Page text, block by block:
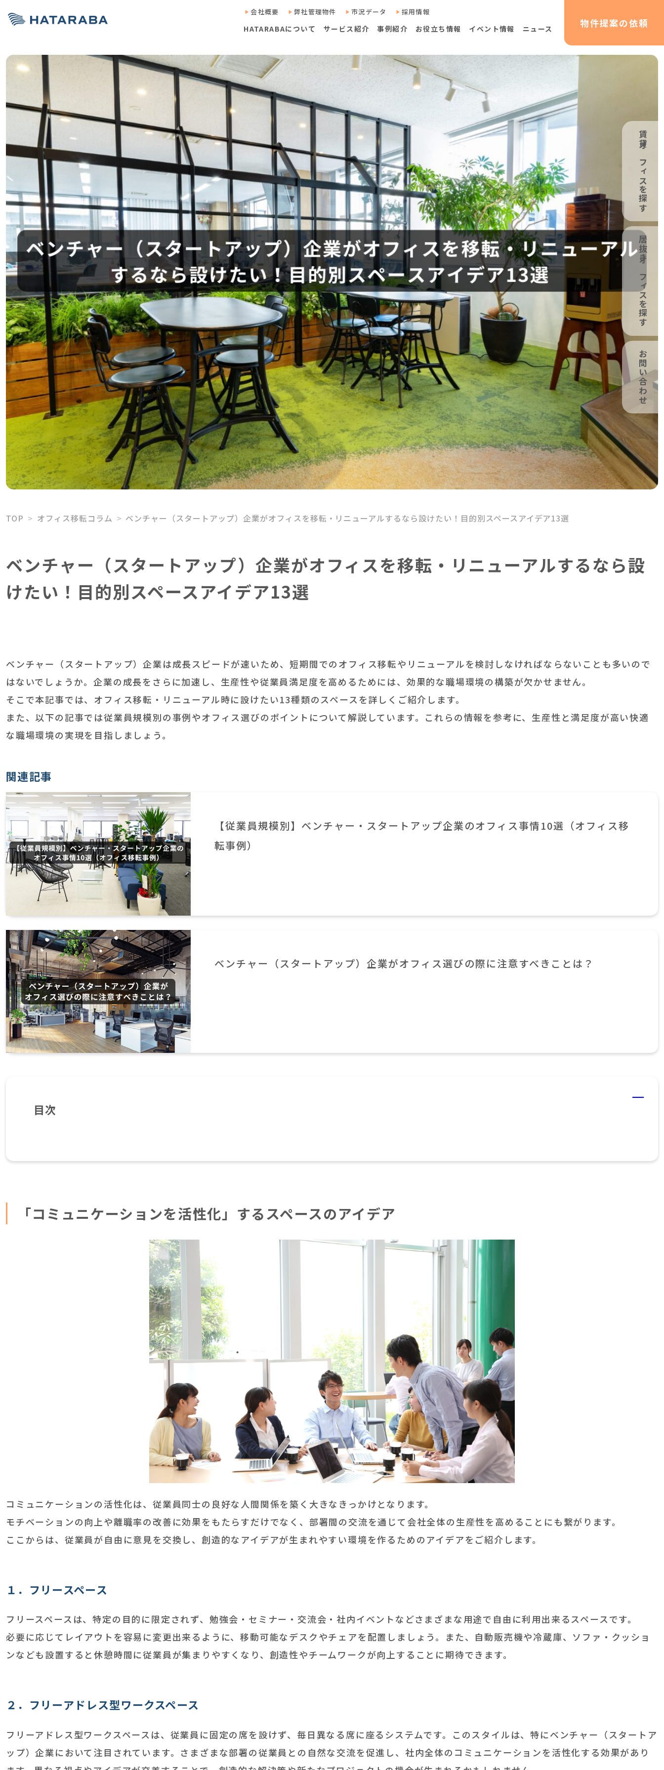
会社概要 弊社管理物件 市況データ 採用情報
HATARABAについて サービス紹介 事例紹介 お役立ち情報 イベント情報 ニュース 物件提案の依頼
サービス紹介 オフィス移転コンサルティング HATARABAサーベイ 物件検索サイトHATARABAオフィス
HATARABAリーシング・プロパティマネジメント 居抜きマッチングサイトHATARABA居抜き
HATARABAスタートアップ M＆Aアドバイザリー ソリューション事業
お役立ち情報 資料ダウンロード コラム
お役立ち情報 資料ダウンロード コラム
TOP オフィス移転コラム ベンチャー（スタートアップ）企業がオフィスを移転・リニューアルするなら設けたい！目的別スペースアイデア13選
ベンチャー（スタートアップ）企業がオフィスを移転・リニューアルするなら設
けたい！目的別スペースアイデア13選
ベンチャー（スタートアップ）企業は成長スピードが速いため、短期間でのオフィス移転やリニューアルを検討しなければならないことも多いので
はないでしょうか。企業の成長をさらに加速し、生産性や従業員満足度を高めるためには、効果的な職場環境の構築が欠かせません。
そこで本記事では、オフィス移転・リニューアル時に設けたい13種類のスペースを詳しくご紹介します。
また、以下の記事では従業員規模別の事例やオフィス選びのポイントについて解説しています。これらの情報を参考に、生産性と満足度が高い快適
な職場環境の実現を目指しましょう。
関連記事
【従業員規模別】ベンチャー・スタートアップ企業のオフィス事情10選（オフィス移
転事例）
ベンチャー（スタートアップ）企業がオフィス選びの際に注意すべきことは？
目次
「コミュニケーションを活性化」するスペースのアイデア
コミュニケーションの活性化は、従業員同士の良好な人間関係を築く大きなきっかけとなります。
モチベーションの向上や離職率の改善に効果をもたらすだけでなく、部署間の交流を通じて会社全体の生産性を高めることにも繋がります。
ここからは、従業員が自由に意見を交換し、創造的なアイデアが生まれやすい環境を作るためのアイデアをご紹介します。
１．フリースペース
フリースペースは、特定の目的に限定されず、勉強会・セミナー・交流会・社内イベントなどさまざまな用途で自由に利用出来るスペースです。
必要に応じてレイアウトを容易に変更出来るように、移動可能なデスクやチェアを配置しましょう。また、自動販売機や冷蔵庫、ソファ・クッショ
ンなども設置すると休憩時間に従業員が集まりやすくなり、創造性やチームワークが向上することに期待できます。
２．フリーアドレス型ワークスペース
フリーアドレス型ワークスペースは、従業員に固定の席を設けず、毎日異なる席に座るシステムです。このスタイルは、特にベンチャー（スタートア
ップ）企業において注目されています。さまざまな部署の従業員との自然な交流を促進し、社内全体のコミュニケーションを活性化する効果があり
賃貸オフィスを探す
居抜きオフィスを探す
お問い合わせ